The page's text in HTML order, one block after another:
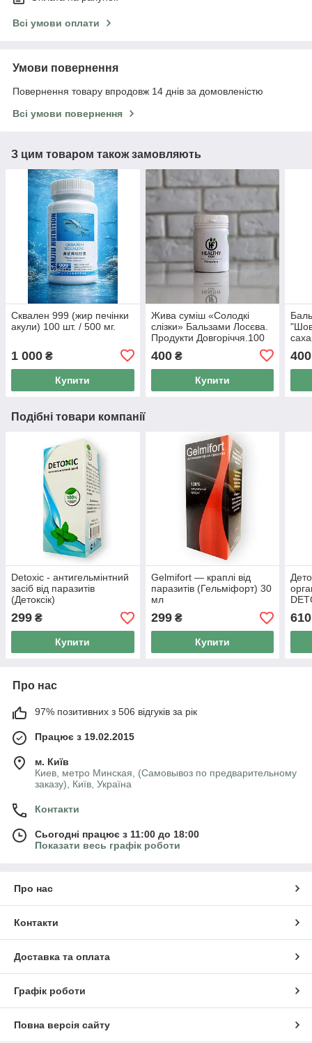
Всі умови оплати
Умови повернення
Повернення товару впродовж 14 днів за домовленістю
Всі умови повернення
З цим товаром також замовляють
Сквален 999 (жир печінки
акули) 100 шт. / 500 мг.
1 000 ₴
Купити
Жива суміш «Солодкі
слізки» Бальзами Лосєва.
Продукти Довгоріччя.100
400₴
Купити
400
Подібні товари компанії
Detoxic - антигельмінтний
засіб від паразитів
(Детоксік)
299 ₴
Купити
Gelmifort — краплі від
паразитів (Гельміфорт) 30
мл
299₴
Купити
Lab
610
Про нас
97% позитивних з 506 відгуків за рік
Працює з 19.02.2015
м. Київ
Киев, метро Минская, (Самовывоз по предварительному
заказу), Київ, Україна
Контакти
Сьогодні працює з 11:00 до 18:00
Показати весь графік роботи
Про нас
Контакти
Доставка та оплата
Графік роботи
Повна версія сайту